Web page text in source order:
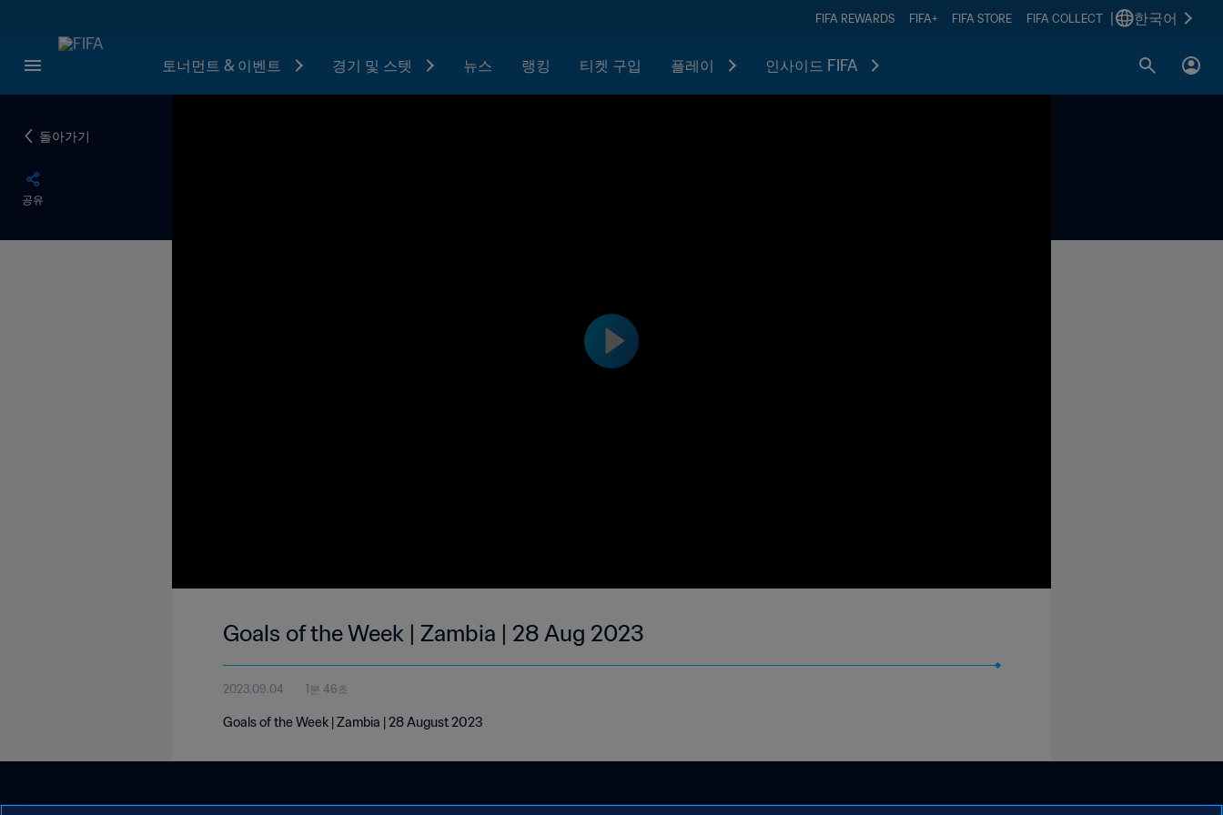
FIFA REWARDS FIFA+ FIFA STORE FIFA COLLECT 한국어
토너먼트 & 이벤트 경기 및 스텟 뉴스 랭킹 티켓 구입 플레이 인사이드 FIFA
돌아가기
공유
Goals of the Week | Zambia | 28 Aug 2023
2023.09.04 1분 46초
Goals of the Week | Zambia | 28 August 2023